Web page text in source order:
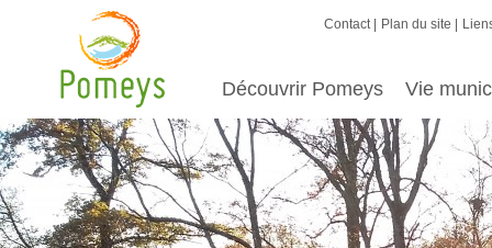
Contact Plan du site
Découvrir Pomeys Vie